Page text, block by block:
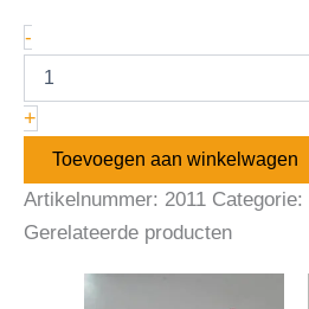
-
+
Toevoegen aan winkelwagen
Artikelnummer: 2011 Categorie:
Gerelateerde producten